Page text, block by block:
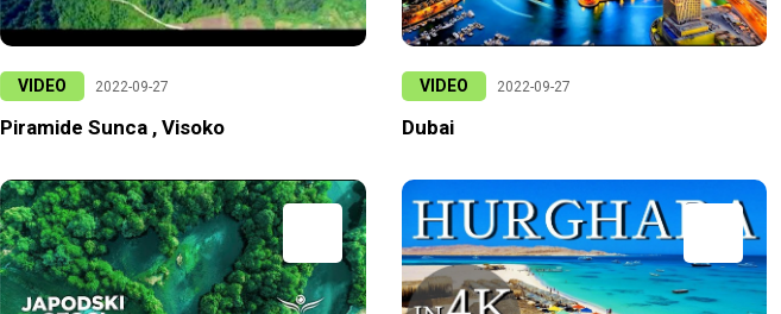
VIDEO 2022-09-27
Piramide Sunca , Visoko
VIDEO 2022-09-27
Dubai